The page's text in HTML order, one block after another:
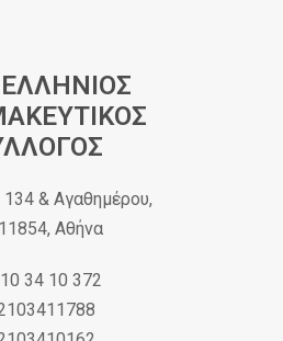
& Αγαθημέρου,
Αθήνα
34 10 372